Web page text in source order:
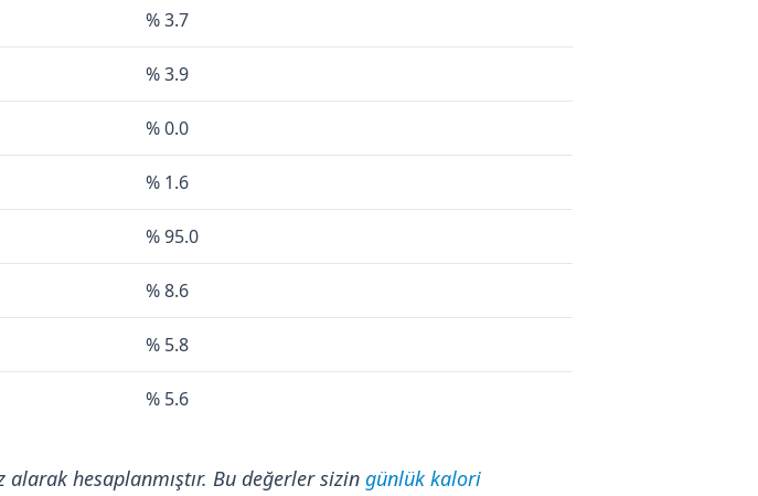
% 3.7
% 3.9
% 0.0
% 1.6
% 95.0
% 8.6
% 5.8
% 5.6
hesaplanmıştır. Bu değerler sizin günlük kalori